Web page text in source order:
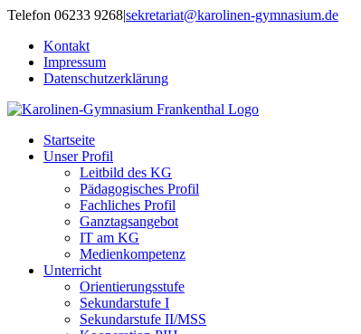
Zum
springen
Telefon 06233 9268|sekretariat@karolinen-gymnasium.de
Kontakt
Impressum
Datenschutzerklärung
Startseite
Unser Profil
Leitbild des KG
Pädagogisches Profil
Fachliches Profil
Ganztagsangebot
IT am KG
Medienkompetenz
Unterricht
Orientierungsstufe
Sekundarstufe I
Sekundarstufe II/MSS